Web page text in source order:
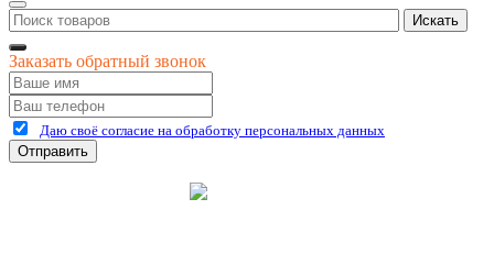
Искать
Заказать обратный звонок
Даю своё согласие на обработку персональных данных
Отправить